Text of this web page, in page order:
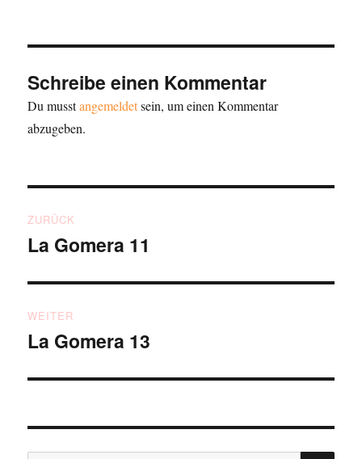
Schreibe einen Kommentar
Du musstangemeldetsein, um einen Kommentar
abzugeben.
ZURÜCK
Vorheriger
La Gomera 11
WEITER
Nächster
La Gomera 13